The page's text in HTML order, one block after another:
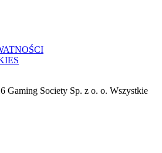
Gaming Society Sp. z o. o. Wszystkie